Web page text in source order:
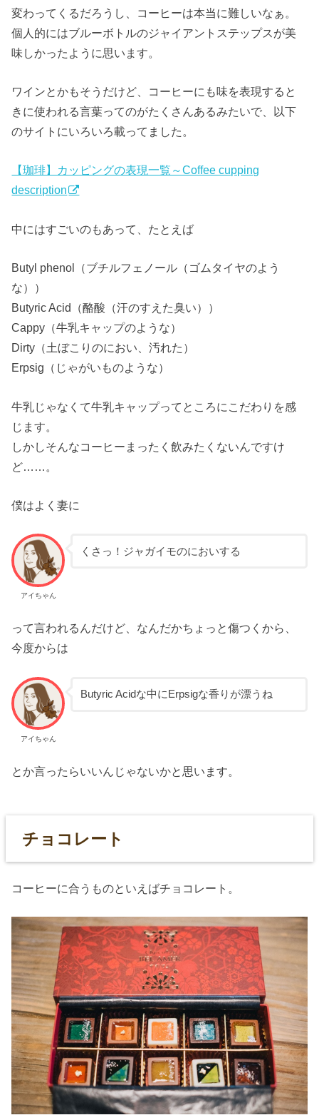
変わってくるだろうし、コーヒーは本当に難しいなぁ。
個人的にはブルーボトルのジャイアントステップスが美
味しかったように思います。
ワインとかもそうだけど、コーヒーにも味を表現すると
きに使われる言葉ってのがたくさんあるみたいで、以下
のサイトにいろいろ載ってました。
【珈琲】カッピングの表現一覧～Coffee cupping
description
中にはすごいのもあって、たとえば
Butyl phenol（ブチルフェノール（ゴムタイヤのよう
な））
Butyric Acid（酪酸（汗のすえた臭い））
Cappy（牛乳キャップのような）
Dirty（土ぼこりのにおい、汚れた）
Erpsig（じゃがいものような）
牛乳じゃなくて牛乳キャップってところにこだわりを感
じます。
しかしそんなコーヒーまったく飲みたくないんですけ
ど……。
僕はよく妻に
アイちゃん
くさっ！ジャガイモのにおいする
って言われるんだけど、なんだかちょっと傷つくから、
今度からは
アイちゃん
Butyric Acidな中にErpsigな香りが漂うね
とか言ったらいいんじゃないかと思います。
チョコレート
コーヒーに合うものといえばチョコレート。